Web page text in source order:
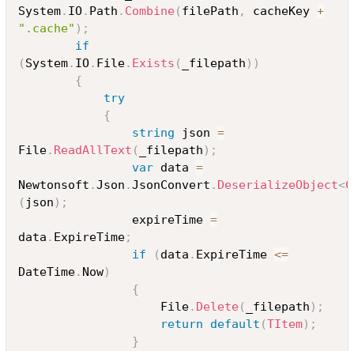
System. IO. Path . Combine( filePath , cacheKey +
".cache" ) ;
if
( System. IO. File. Exists ( _filepath ) )
{
try
{
string json =
File. ReadAllText ( _filepath ) ;
var data =
Newtonsoft .Json .JsonConvert . DeserializeObject<
( json ) ;
				expireTime
=
data . ExpireTime;
if
( data . ExpireTime <=
DateTime. Now)
{
					File
. Delete( _filepath ) ;
return
default (TItem) ;
}